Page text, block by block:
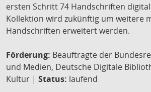
ersten Schritt 74 Handschriften
Kollektion wird zukünftig um weitere
Handschriften erweitert werden.
Förderung: Beauftragte der
und Medien, Deutsche Digitale
Kultur | Status: laufend